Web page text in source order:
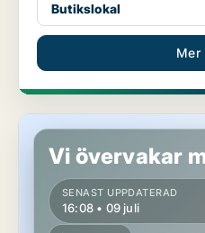
Butikslokal
Mer
Butikslokal i Enköping
Vi övervakar
SENAST UPPDATERAD
16:08 • 09 juli